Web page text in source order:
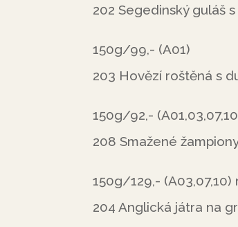
202 Segedinský guláš
150g/99,- (A01)
203 Hovězí roštěná s
150g/92,-
208 Smažené
150g/129,- (A03,07,10)
204 Anglická játra na